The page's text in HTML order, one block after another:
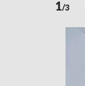
1/3